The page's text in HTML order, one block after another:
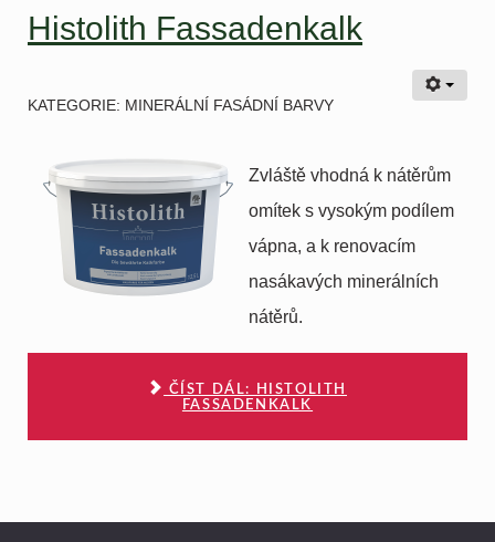
Histolith Fassadenkalk
KATEGORIE: MINERÁLNÍ FASÁDNÍ BARVY
Zvláště vhodná k nátěrům
omítek s vysokým podílem
vápna, a k renovacím
nasákavých minerálních
nátěrů.
ČÍST DÁL: HISTOLITH
FASSADENKALK